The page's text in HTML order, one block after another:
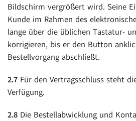
Bildschirm vergrößert wird. Seine
Kunde im Rahmen des
lange über die üblichen Tastatur-
korrigieren, bis er den Button
Bestellvorgang abschließt.
2.7 Für den Vertragsschluss steht
Verfügung.
2.8 Die Bestellabwicklung und